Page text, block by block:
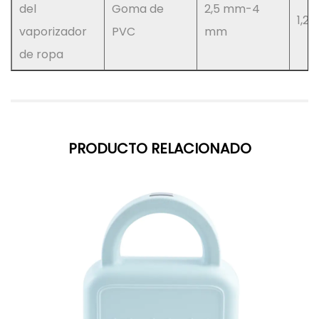
del
vaporizador
de ropa
Goma de
PVC
2,5 mm-4
mm
PRODUCTO RELACIONADO